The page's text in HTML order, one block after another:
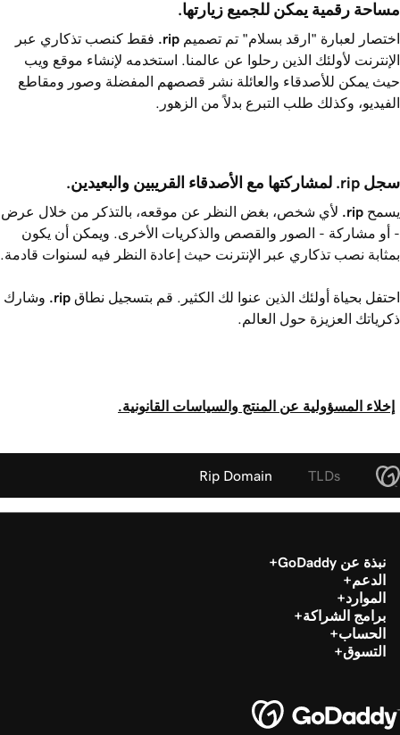
مساحة رقمية يمكن للجميع زيارتها.
اختصار لعبارة "ارقد بسلام" تم تصميم .rip فقط كنصب تذكاري عبر
الإنترنت لأولئك الذين رحلوا عن عالمنا. استخدمه لإنشاء موقع ويب
حيث يمكن للأصدقاء والعائلة نشر قصصهم المفضلة وصور ومقاطع
الفيديو، وكذلك طلب التبرع بدلاً من الزهور.
سجل ‎.rip لمشاركتها مع الأصدقاء القريبين والبعيدين.
يسمح .rip لأي شخص، بغض النظر عن موقعه، بالتذكر من خلال عرض
- أو مشاركة - الصور والقصص والذكريات الأخرى. ويمكن أن يكون
بمثابة نصب تذكاري عبر الإنترنت حيث إعادة النظر فيه لسنوات قادمة.
احتفل بحياة أولئك الذين عنوا لك الكثير. قم بتسجيل نطاق .rip وشارك
ذكرياتك العزيزة حول العالم.
إخلاء المسؤولية عن المنتج والسياسات القانونية.
TLDs
Rip Domain
نبذة عن GoDaddy
الدعم
الموارد
برامج الشراكة
الحساب
التسوق